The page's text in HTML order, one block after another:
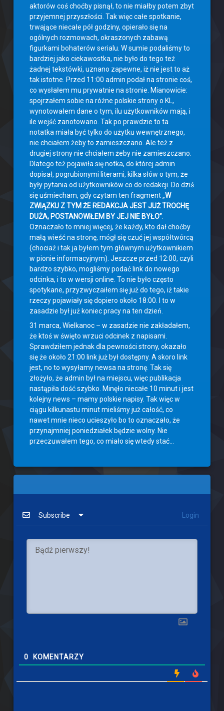
aktorów coś choćby pisnął, to nie miałby potem zbyt
przyjemnej przyszłości. Tak więc całe spotkanie,
trwające niecałe pół godziny, opierało się na
ogólnych rozmowach, okraszonych zabawą
figurkami bohaterów serialu. W sumie podaliśmy to
bardziej jako ciekawostka, nie było do tego też
żadnej tekstówki, uznano zapewne, iż nie jest to aż
tak istotne. Przed 11:00 admin podał na stronie coś,
co wysłałem mu prywatnie na stronie. Mianowicie:
spojrzałem sobie na różne polskie strony o KL,
wynotowałem dane o tym, ilu użytkowników mają, i
ile wejść zanotowano. Tak po prawdzie to ta
notatka miała być tylko do użytku wewnętrznego,
nie chciałem żeby to zamieszczano. Ale też z
drugiej strony nie chciałem żeby nie zamieszczano.
Dlatego też pojawiła się notka, do której admin
dopisał, pogrubionymi literami, kilka słów o tym, że
były pytania od użytkowników co do redakcji. Do dziś
się uśmiecham, gdy czytam ten fragment „W
ZWIĄZKU Z TYM ŻE REDAKCJA JEST JUŻ TROCHĘ
DUŻA, POSTANOWIŁEM BY JEJ NIE BYŁO”
Oznaczało to mniej więcej, że każdy, kto dał choćby
małą wieść na stronę, mógł się czuć jej współtwórcą
(chociaż i tak ja byłem tym głównym użytkownikiem
w pionie informacyjnym). Jeszcze przed 12:00, czyli
bardzo szybko, mogliśmy podać link do nowego
odcinka, i to w wersji online. To nie było często
spotykane, przyzwyczaiłem się już do tego, iż takie
rzeczy pojawiały się dopiero około 18:00. I to w
zasadzie był już koniec pracy na ten dzień.
31 marca, Wielkanoc – w zasadzie nie zakładałem,
że ktoś w święto wrzuci odcinek z napisami.
Sprawdziłem jednak dla pewności strony, okazało
się że około 21:00 link już był dostępny. A skoro link
jest, no to wysyłamy newsa na stronę. Tak się
złożyło, że admin był na miejscu, więc publikacja
nastąpiła dość szybko. Minęło niecałe 10 minut i jest
kolejny news – mamy polskie napisy. Tak więc w
ciągu kilkunastu minut mieliśmy już całość, co
nawet mnie nieco ucieszyło bo to oznaczało, że
przynajmniej poniedziałek będzie wolny. Nie
przeczuwałem tego, co miało się wtedy stać…
Subscribe Login
0 KOMENTARZY